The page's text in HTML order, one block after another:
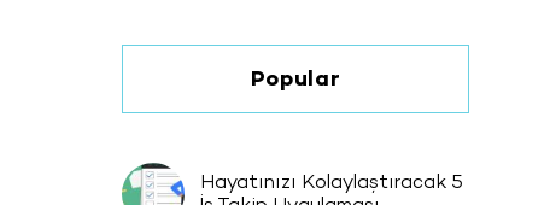
Popular
Hayatınızı Kolaylaştıracak 5